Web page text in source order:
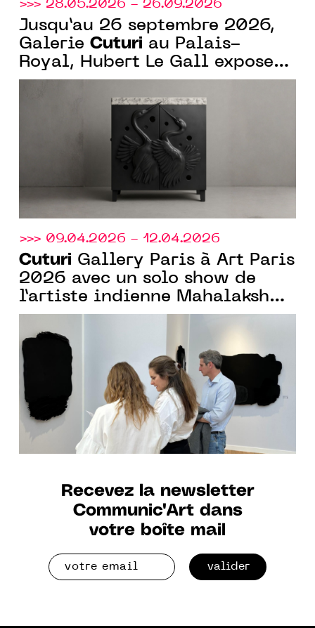
>>> 28.05.2026 - 26.09.2026
Jusqu’au 26 septembre 2026,
Galerie Cuturi au Palais-
Royal, Hubert Le Gall expose
"Arbres de la forêt, vous
connaissez notre âme" un
ensemble inédit de sculptures
inspirées d’un poème de Victor
>>> 09.04.2026 - 12.04.2026
Cuturi Gallery Paris à Art Paris
2026 avec un solo show de
l’artiste indienne Mahalakshmi
Kannappan
Recevez la newsletter
Communic'Art dans
votre boîte mail
valider